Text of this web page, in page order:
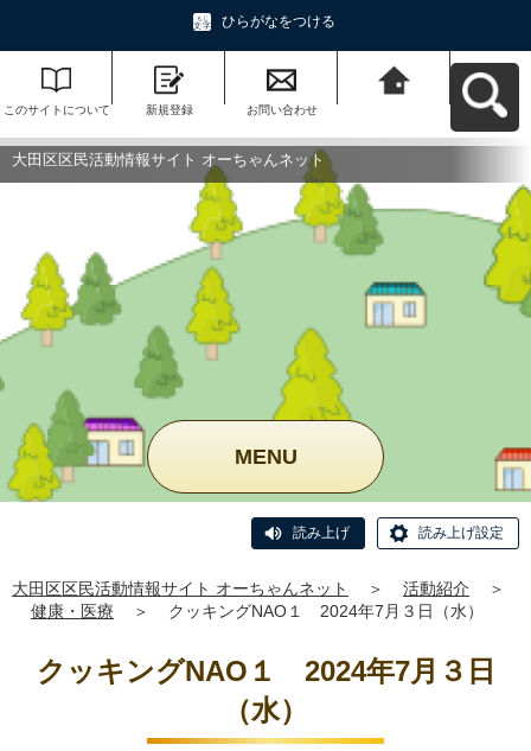
ひらがなをつける
このサイトについて 新規登録 お問い合わせ
ットへ戻る
大田区区民活動情報サイト オーちゃんネット
MENU
読み上げ 読み上げ設定
大田区区民活動情報サイト オーちゃんネット ＞ 活動紹介
＞
健康・医療
＞ クッキングNAO１ 2024年7月３日（水）
クッキングNAO１ 2024年7月３日
（水）